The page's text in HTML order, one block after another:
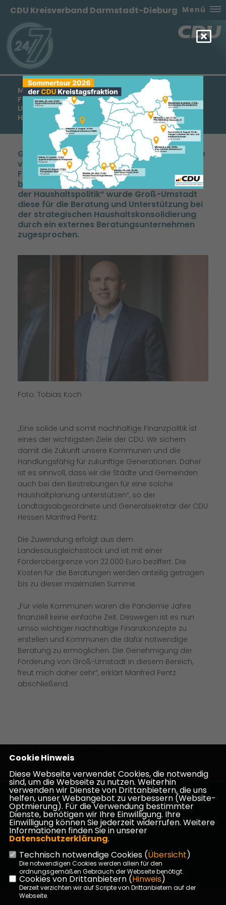
CDU Kreisverband Darmstadt-Dieburg Menü
MANFRED PENTZ MDL: GROSS-UMSTADT ERHÄLT F
ÖRDERUNG FÜR DIE BERATUNG UND U
NTERSTÜTZUNG BEI DER STRATEGISCHEN H
AUSHALTSKONSOLIDIERUNG
Groß-Umstadt wurde eine Förderung in Höhe
von bis zu 22.000 Euro bewilligt. Nach der
Förderrichtlinie „Vertiefende Untersuchung
bei der Beratung von Kommunen in Fragen
der Haushaltspolitik“ wurde Groß-Umstadt
diese für die Beratung und Unterstützung bei
der strategischen Haushaltskonsolidierung
durch ein externes Beratungsunternehmen
zugesprochen.
Foto: Tobias Koch
Eine solide und somit nachhaltige Finanzpolitik ist
eines der wichtigsten Ziele der CDU. Wir sichern
damit die Zukunft unsere Kommunen und die
Handlungsfähig für zukünftige Generationen. Daher
ist es sinnvoll, dass wir die Städte und Gemeinden
auch bei den Bestrebungen für eine solche
Haushaltplanung unterstützen“, so der
Landtagsabgeordnete und Generalsekretär der CDU
Hessen Manfred Pentz.
Die Zuwendung erfolgt aus dem
Landesausgleichsstock und ist mit einer
Förderobergrenze von 22.000 Euro beziffert. Die
Kosten für die Beratungen werden anteilig getragen
bis zu dieser maximalen Summe.
Für viele Kommunen waren die Pandemie Jahre
finanziell keine einfache Zeit. Deswegen ist es nun
umso wichtiger nachhaltige Finanzkonzepte zu
erstellen und Kommunen die dafür notwendige
Beratung zu ermöglichen. Die Genehmigung der
Förderung von Groß-Umstadt in diesem Bereich,
freut mich daher sehr“, erklärt Manfred Pentz
abschließend.
10.05.2022, 10:19 Uhr
Homepage des CDU Kreisverbandes Darmstadt-
Dieburg
Impressum Datenschutz Kontakt
©2026 CDU Kreisverband
Cookie Hinweis
Diese Webseite verwendet Cookies, die notwendig
sind, um die Webseite zu nutzen. Weiterhin
verwenden wir Dienste von Drittanbietern, die uns
helfen, unser Webangebot zu verbessern (Website-
Optmierung). Für die Verwendung bestimmter
Dienste, benötigen wir Ihre Einwilligung. Ihre
Einwilligung können Sie jederzeit widerrufen. Weitere
Informationen finden Sie in unserer
Datenschutzerklärung.
Technisch notwendige Cookies (Übersicht)
Die notwendigen Cookies werden allein für den
ordnungsgemäßen Gebrauch der Webseite benötigt.
Cookies von Drittanbietern (Hinweis)
Derzeit verzichten wir auf Scripte von Drittanbietern auf der
Webseite.